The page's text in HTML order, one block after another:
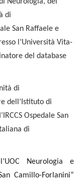
di
San Raffaele e
l’Università Vita-
del database
di
dell’Istituto di
Ospedale San
di
Neurologia e
Camillo-Forlanini”